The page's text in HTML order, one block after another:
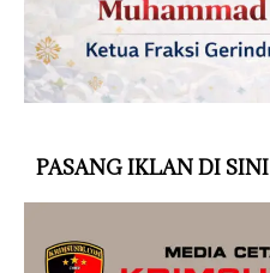
PASANG IKLAN DI SINI